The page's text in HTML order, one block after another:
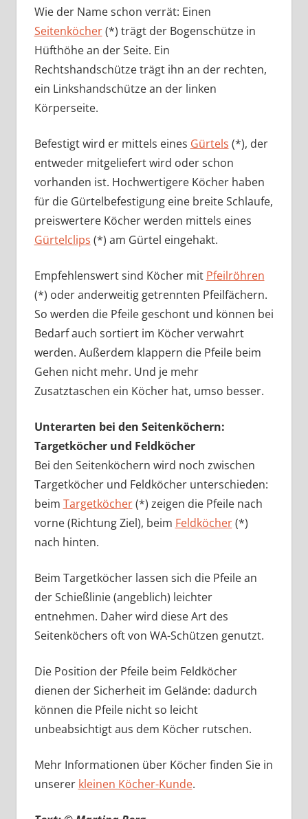
Wie der Name schon verrät: Einen
Seitenköcher(*) trägt der Bogenschütze in
Hüfthöhe an der Seite. Ein
Rechtshandschütze trägt ihn an der rechten,
ein Linkshandschütze an der linken
Körperseite.
Befestigt wird er mittels eines Gürtels (*), der
entweder mitgeliefert wird oder schon
vorhanden ist. Hochwertigere Köcher haben
für die Gürtelbefestigung eine breite Schlaufe,
preiswertere Köcher werden mittels eines
Gürtelclips (*) am Gürtel eingehakt.
Empfehlenswert sind Köcher mit Pfeilröhren
(*) oder anderweitig getrennten Pfeilfächern.
So werden die Pfeile geschont und können bei
Bedarf auch sortiert im Köcher verwahrt
werden. Außerdem klappern die Pfeile beim
Gehen nicht mehr. Und je mehr
Zusatztaschen ein Köcher hat, umso besser.
Unterarten bei den Seitenköchern:
Targetköcher und Feldköcher
Bei den Seitenköchern wird noch zwischen
Targetköcher und Feldköcher unterschieden:
beim Targetköcher(*) zeigen die Pfeile nach
vorne (Richtung Ziel), beim Feldköcher(*)
nach hinten.
Beim Targetköcher lassen sich die Pfeile an
der Schießlinie (angeblich) leichter
entnehmen. Daher wird diese Art des
Seitenköchers oft von WA-Schützen genutzt.
Die Position der Pfeile beim Feldköcher
dienen der Sicherheit im Gelände: dadurch
können die Pfeile nicht so leicht
unbeabsichtigt aus dem Köcher rutschen.
Mehr Informationen über Köcher finden Sie in
unserer kleinen Köcher-Kunde.